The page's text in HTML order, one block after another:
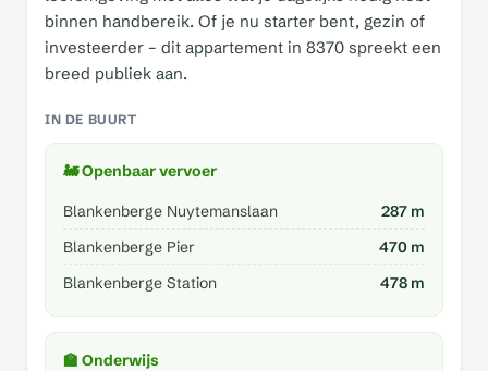
binnen handbereik. Of je nu starter bent, gezin of
investeerder – dit appartement in 8370 spreekt een
breed publiek aan.
IN DE BUURT
🚂 Openbaar vervoer
Blankenberge Nuytemanslaan
287 m
Blankenberge Pier
470 m
Blankenberge Station
478 m
🏫 Onderwijs